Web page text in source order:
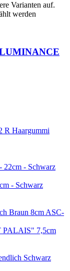
Varianten auf.
werden
Haargummi
- Schwarz
PALAIS" 7,5cm